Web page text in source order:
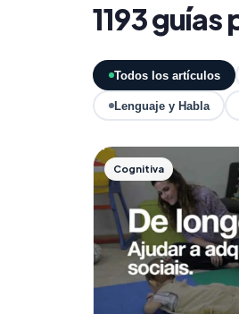
1193
Todos los artículos
Lenguaje y Habla
Cognitiva